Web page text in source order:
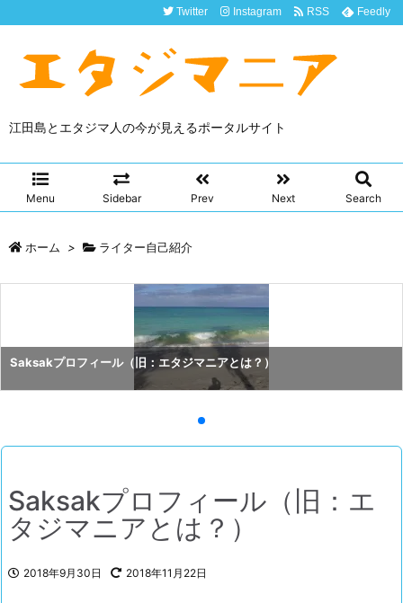
江田島とエタジマ人の今が見えるポータルサイト
Menu Sidebar Prev Next Search
Twitter Instagram RSS Feedly
ホーム > ライター自己紹介
Saksakプロフィール（旧：エタジマニアとは？）
Saksakプロフィール（旧：エ
タジマニアとは？）
2018年9月30日 2018年11月22日